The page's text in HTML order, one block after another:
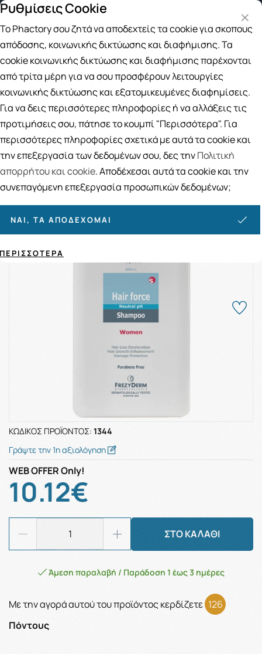
Δωρεάν μεταφορικά για αγορές άνω των 49€
Αναζήτηση
Αρχική / ΕΠΟΧΙΑΚΑ / Τριχόπτωση /
Σαμπουάν για την Τριχόπτωση
Hair Force Women Shampoo Σαμπουάν κατά της Τριχόπτωσης Για
Frezyderm Hair Force Women
Shampoo Σαμπουάν κατά της
Τριχόπτωσης Για Γυναίκες 200ml
ΚΩΔΙΚΌΣ ΠΡΟΪΌΝΤΟΣ: 1344
Γράψτε την 1η αξιολόγηση
WEB OFFER Only!
10.12€
ΣΤΟ ΚΑΛΑΘΙ
Άμεση παραλαβή / Παράδοση 1 έως 3 ημέρες
Με την αγορά αυτού του προϊόντος κερδίζετε 126
Πόντους
Ρυθμίσεις Cookie
Το Phactory σου ζητά να αποδεχτείς τα cookie για σκοπούς
απόδοσης, κοινωνικής δικτύωσης και διαφήμισης. Τα
cookie κοινωνικής δικτύωσης και διαφήμισης παρέχονται
από τρίτα μέρη για να σου προσφέρουν λειτουργίες
κοινωνικής δικτύωσης και εξατομικευμένες διαφημίσεις.
Για να δεις περισσότερες πληροφορίες ή να αλλάξεις τις
προτιμήσεις σου, πάτησε το κουμπί "Περισσότερα". Για
περισσότερες πληροφορίες σχετικά με αυτά τα cookie και
την επεξεργασία των δεδομένων σου, δες τηνΠολιτική
απορρήτου και cookie. Αποδέχεσαι αυτά τα cookie και την
συνεπαγόμενη επεξεργασία προσωπικών δεδομένων;
ΝΑΙ, ΤΑ ΑΠΟΔΈΧΟΜΑΙ
ΠΕΡΙΣΣΌΤΕΡΑ